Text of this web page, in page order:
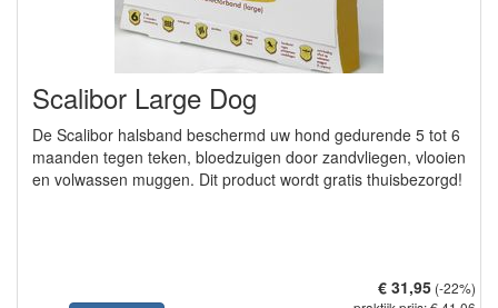
Scalibor Large Dog
De Scalibor halsband beschermd uw hond gedurende 5 tot 6
maanden tegen teken, bloedzuigen door zandvliegen, vlooien
en volwassen muggen. Dit product wordt gratis thuisbezorgd!
€ 31,95 (-22%)